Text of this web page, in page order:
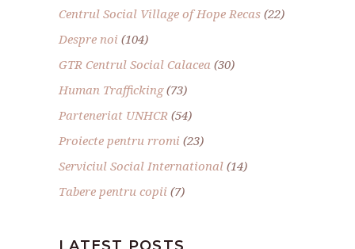
Centrul Social Village of Hope Recas (22)
Despre noi (104)
GTR Centrul Social Calacea (30)
Human Trafficking(73)
Parteneriat UNHCR (54)
Proiecte pentru rromi (23)
Serviciul Social International (14)
Tabere pentru copii (7)